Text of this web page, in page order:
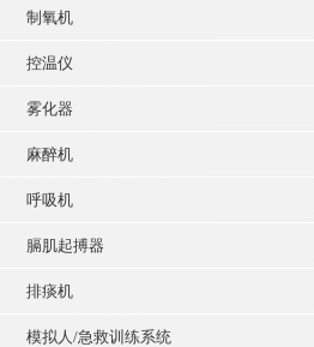
制氧机
控温仪
雾化器
麻醉机
呼吸机
膈肌起搏器
排痰机
模拟人/急救训练系统